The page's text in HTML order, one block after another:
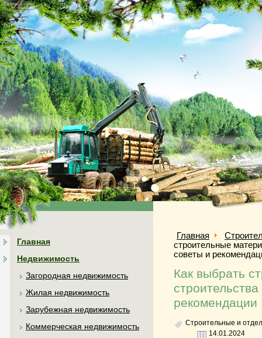
Главная
Недвижимость
Загородная недвижимость
Жилая недвижимость
Зарубежная недвижимость
Коммерческая недвижимость
Главная
строительные
советы и
Как выбрать
рекомендации
Строительные и
14.01.2024